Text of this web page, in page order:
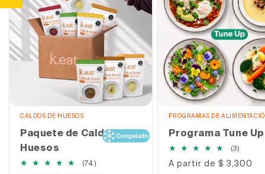
CALDOS DE HUESOS
Paquete de Caldo de
Huesos
(74)74
PROGRAMAS DE
Programa Tune Up
(3)
totales
Precio
A partir de $ 3,300